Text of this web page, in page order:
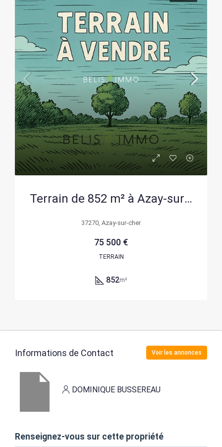
Terrain de 852 m² à Azay-sur-Cher – Emplacement idéal et libre de constructeur
37270, Azay-sur-cher
75 500 €
TERRAIN
852m²
Informations de Contact Voir les annonces
DOMINIQUE BUSSEREAU
Renseignez-vous sur cette propriété